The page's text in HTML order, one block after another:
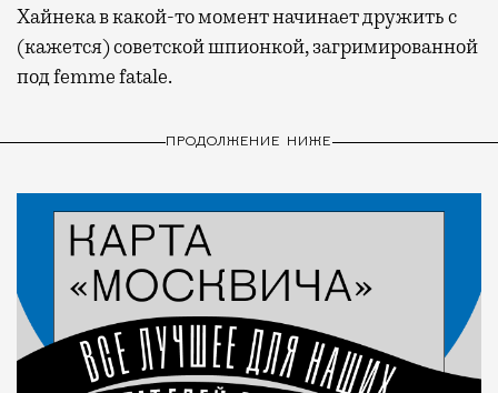
Хайнека в какой-то момент начинает дружить с
(кажется) советской шпионкой, загримированной
подfemmefatale.
ПРОДОЛЖЕНИЕ НИЖЕ